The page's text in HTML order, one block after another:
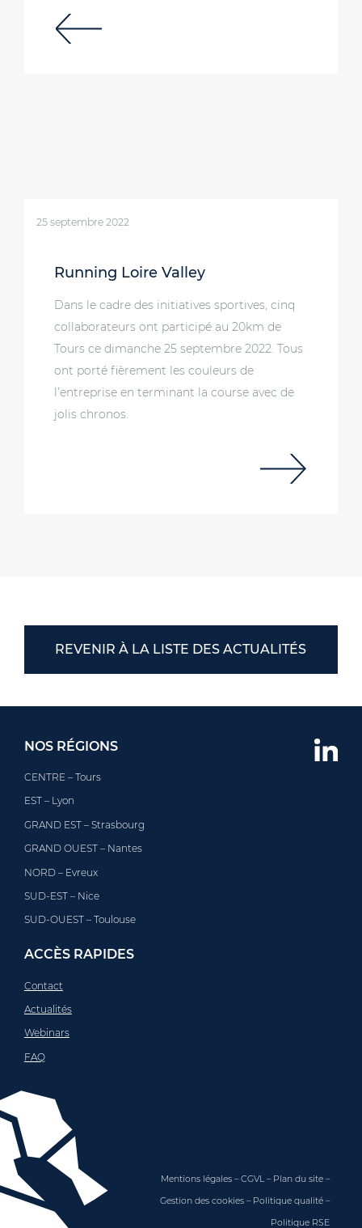
25 septembre 2022
Running Loire Valley
Dans le cadre des initiatives sportives, cinq
collaborateurs ont participé au 20km de
Tours ce dimanche 25 septembre 2022. Tous
ont porté fièrement les couleurs de
l’entreprise en terminant la course avec de
jolis chronos.
REVENIR À LA LISTE DES ACTUALITÉS
NOS RÉGIONS
CENTRE – Tours
EST – Lyon
GRAND EST – Strasbourg
GRAND OUEST – Nantes
NORD – Evreux
SUD-EST – Nice
SUD-OUEST – Toulouse
ACCÈS RAPIDES
Contact
Actualités
Webinars
FAQ
Mentions légales –CGVL– Plan du site –
Gestion des cookies – Politique qualité –
Politique RSE